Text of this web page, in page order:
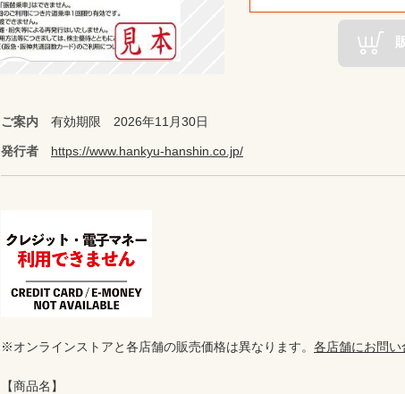
ご案内 有効期限 2026年11月30日
発行者 https://www.hankyu-hanshin.co.jp/
※オンラインストアと各店舗の販売価格は異なります。 各店舗にお問い
【商品名】